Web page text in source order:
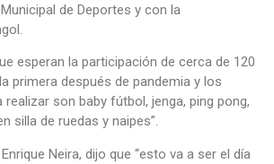
de Deportes y con la
esperan la participación de cerca de 120
primera después de pandemia y los
realizar son baby fútbol, jenga, ping pong,
silla de ruedas y naipes”.
Neira, dijo que “esto va a ser el día